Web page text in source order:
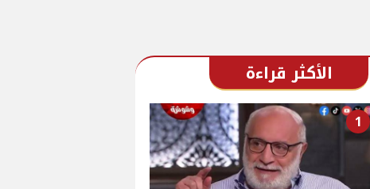
الأكثر قراءة
1